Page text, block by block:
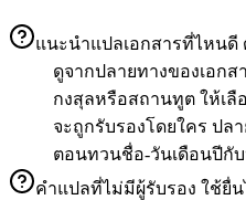
แนะนำแปลเอกสารที่ไหนดี
ดูจากปลายทางของเอก
กงสุลหรือสถานทูต ให้เลื
จะถูกรับรองโดยใคร ปล
ตอนทวนชื่อ-วันเดือนปีกั
คำแปลที่ไม่มีผู้รับรอง ใช้ยื่น